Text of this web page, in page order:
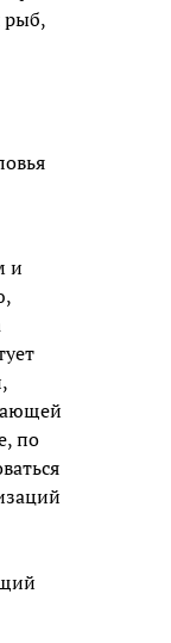
рыб,
и
по